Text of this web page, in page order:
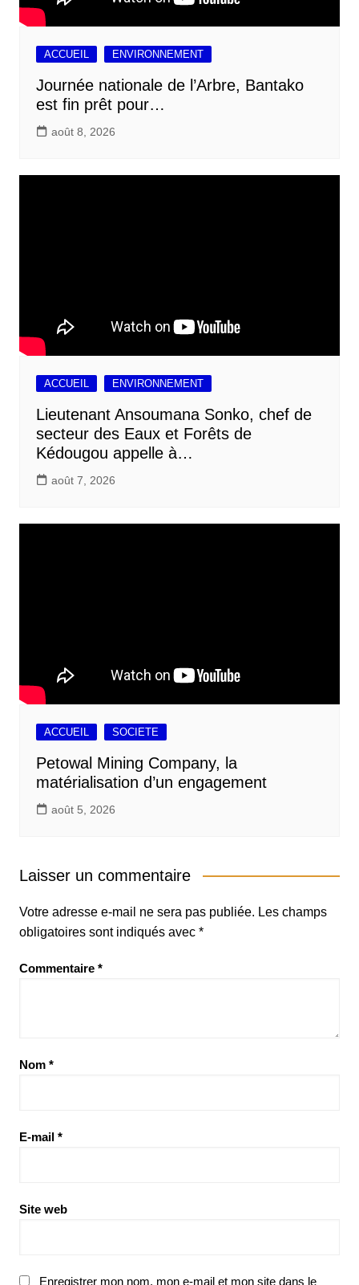
ACCUEIL ENVIRONNEMENT
Journée nationale de l’Arbre, Bantako
est fin prêt pour…
août 8, 2026
ACCUEIL ENVIRONNEMENT
Lieutenant Ansoumana Sonko, chef de
secteur des Eaux et Forêts de
Kédougou appelle à…
août 7, 2026
ACCUEIL SOCIETE
Petowal Mining Company, la
matérialisation d’un engagement
août 5, 2026
Laisser un commentaire
Votre adresse e-mail ne sera pas publiée. Les champs
obligatoires sont indiqués avec *
Commentaire *
Nom *
E-mail *
Site web
Enregistrer mon nom, mon e-mail et mon site dans le